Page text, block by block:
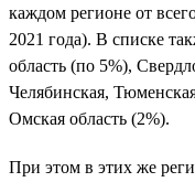
каждом регионе от
2021 года). В списке
область (по 5%),
Челябинская,
Омская область (2%).
При этом в этих же